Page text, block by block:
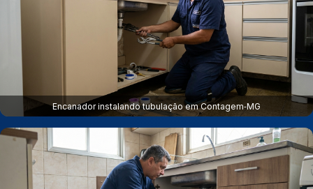
Encanador instalando tubulação em Contagem‑MG